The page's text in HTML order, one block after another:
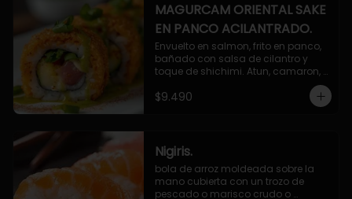
MAGURCAM ORIENTAL SAKE
EN PANCO ACILANTRADO.
Envuelto en salmon, frito en panco,
bañado con salsa de cilantro y
toque de shichimi. Atun, camaron,
$9.490
Nigiris.
bola de arroz moldeada sobre la
mano cubierta con un trozo de
pescado o marisco crudo o